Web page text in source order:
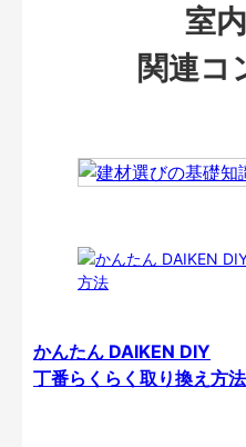
室
関連コ
かんたん DAIKEN DIY
丁番らくらく取り換え方法